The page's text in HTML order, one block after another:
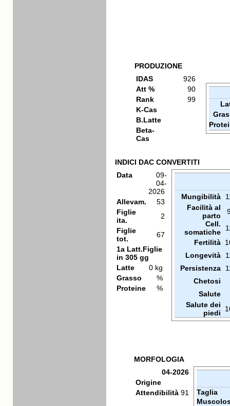
PRODUZIONE
IDAS
926
Att %
90
Rank
99
K-Cas
B.Latte
Beta-
Cas
INDICI DAC CONVERTITI
Data
09-
04-
2026
Allevam.
53
Figlie
ita.
2
Figlie
tot.
67
1a Latt.Figlie
in 305 gg
Latte
0 kg
Grasso
%
Proteine
%
Mungibilità
Facilità al
parto
Cell.
somatiche
Fertilità
Longevità
Persistenza
Chetosi
Salute
Salute dei
piedi
MORFOLOGIA
04-2026
Origine
Attendibilità 91
Taglia